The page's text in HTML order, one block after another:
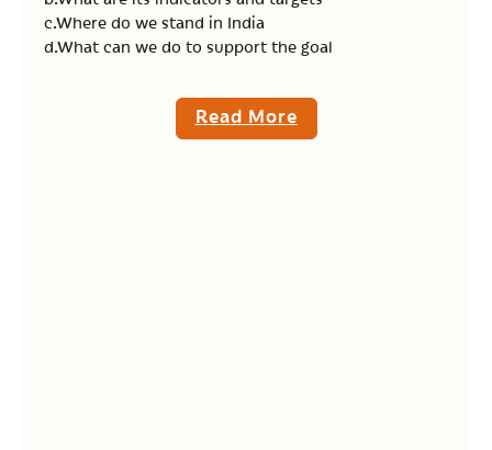
c.Where do we stand in India
d.What can we do to support the goal
Read More